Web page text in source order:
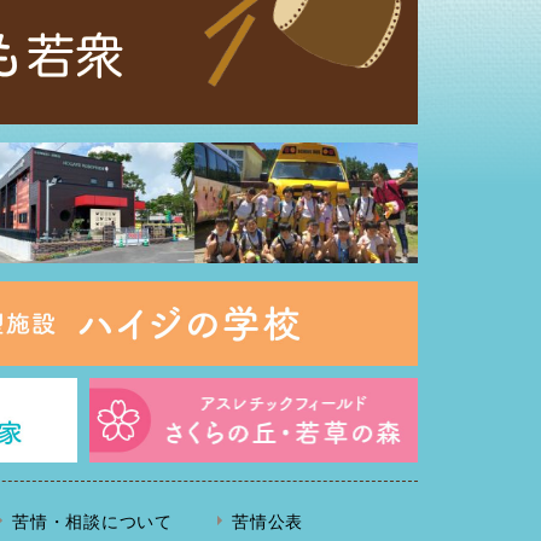
苦情・相談について 苦情公表